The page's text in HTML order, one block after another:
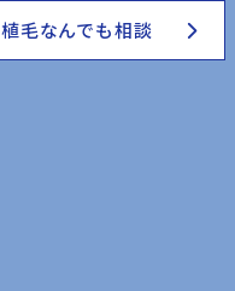
植毛なんでも相談